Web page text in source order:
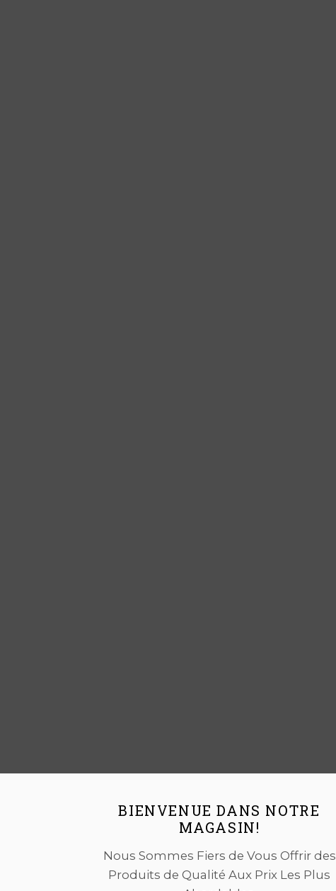
BIENVENUE DANS NOTRE
MAGASIN!
Nous Sommes Fiers de Vous Offrir des
Produits de Qualité Aux Prix Les Plus